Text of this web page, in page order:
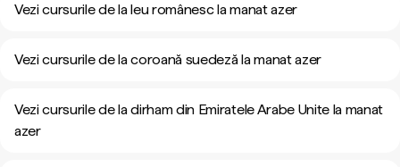
Vezi cursurile de la leu românesc la manat azer
Vezi cursurile de la coroană suedeză la manat azer
Vezi cursurile de la dirham din Emiratele Arabe Unite la manat
azer